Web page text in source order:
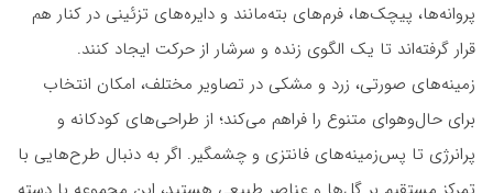
پروانه‌ها، پیچک‌ها، فرم‌های بته‌مانند و دایره‌های تزئینی در کنار هم
قرار گرفته‌اند تا یک الگوی زنده و سرشار از حرکت ایجاد کنند.
زمینه‌های صورتی، زرد و مشکی در تصاویر مختلف، امکان انتخاب
برای حال‌وهوای متنوع را فراهم می‌کند؛ از طراحی‌های کودکانه و
پرانرژی تا پس‌زمینه‌های فانتزی و چشمگیر. اگر به دنبال طرح‌هایی با